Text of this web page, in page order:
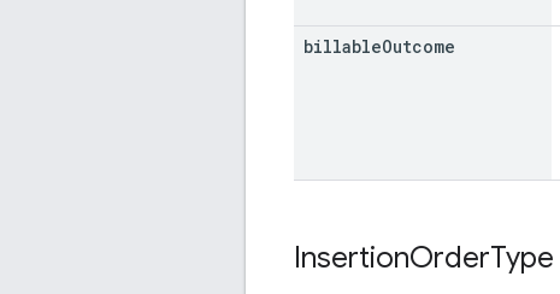
billableOutcome
InsertionOrderType